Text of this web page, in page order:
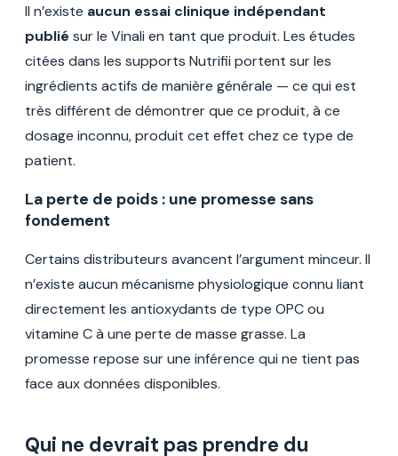
Il n’existe aucun essai clinique indépendant
publié sur le Vinali en tant que produit. Les études
citées dans les supports Nutrifii portent sur les
ingrédients actifs de manière générale — ce qui est
très différent de démontrer que ce produit, à ce
dosage inconnu, produit cet effet chez ce type de
patient.
La perte de poids : une promesse sans
fondement
Certains distributeurs avancent l’argument minceur. Il
n’existe aucun mécanisme physiologique connu liant
directement les antioxydants de type OPC ou
vitamine C à une perte de masse grasse. La
promesse repose sur une inférence qui ne tient pas
face aux données disponibles.
Qui ne devrait pas prendre du